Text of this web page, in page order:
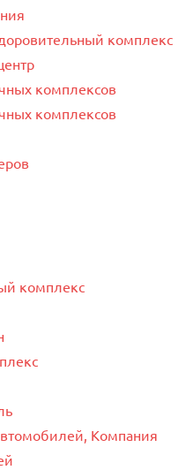
комплекс
комплексов
комплексов
комплекс
Компания